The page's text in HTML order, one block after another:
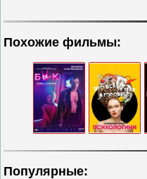
Похожие фильмы:
Популярные: